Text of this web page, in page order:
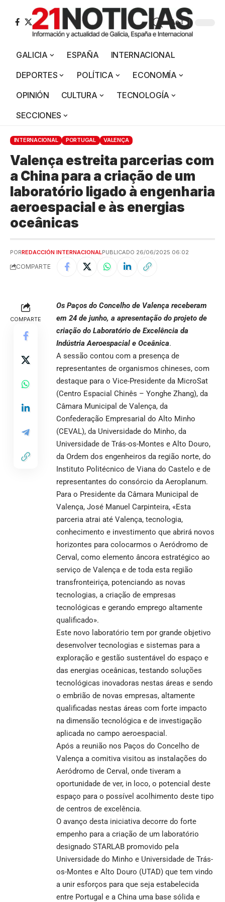
Aa
GALICIA ESPAÑA
INTERNACIONAL
DEPORTES
POLÍTICA
ECONOMÍA
OPINIÓN
CULTURA
TECNOLOGÍA
SECCIONES
INTERNACIONAL PORTUGAL VALENÇA
Valença estreita parcerias com
a China para a criação de um
laboratório ligado à engenharia
aeroespacial e às energias
oceânicas
PORREDACCIÓN INTERNACIONALPUBLICADO 26/06/2025 06:02
COMPARTE
COMPARTE
Os Paços do Concelho de Valença receberam
em 24 de junho, a apresentação do projeto de
criação do Laboratório de Excelência da
Indústria Aeroespacial e Oceânica.
A sessão contou com a presença de
representantes de organismos chineses, com
destaque para o Vice-Presidente da MicroSat
(Centro Espacial Chinês – Yonghe Zhang), da
Câmara Municipal de Valença, da
Confederação Empresarial do Alto Minho
(CEVAL), da Universidade do Minho, da
Universidade de Trás-os-Montes e Alto Douro,
da Ordem dos engenheiros da região norte, do
Instituto Politécnico de Viana do Castelo e de
representantes do consórcio da Aeroplanum.
Para o Presidente da Câmara Municipal de
Valença, José Manuel Carpinteira, «Esta
parceria atrai até Valença, tecnologia,
conhecimento e investimento que abrirá novos
horizontes para colocarmos o Aeródromo de
Cerval, como elemento âncora estratégico ao
serviço de Valença e de toda esta região
transfronteiriça, potenciando as novas
tecnologias, a criação de empresas
tecnológicas e gerando emprego altamente
qualificado».
Este novo laboratório tem por grande objetivo
desenvolver tecnologias e sistemas para a
exploração e gestão sustentável do espaço e
das energias oceânicas, testando soluções
tecnológicas inovadoras nestas áreas e sendo
o embrião de novas empresas, altamente
qualificadas nestas áreas com forte impacto
na dimensão tecnológica e de investigação
aplicada no campo aeroespacial.
Após a reunião nos Paços do Concelho de
Valença a comitiva visitou as instalações do
Aeródromo de Cerval, onde tiveram a
oportunidade de ver, in loco, o potencial deste
espaço para o possível acolhimento deste tipo
de centros de excelência.
O avanço desta iniciativa decorre do forte
empenho para a criação de um laboratório
designado STARLAB promovido pela
Universidade do Minho e Universidade de Trás-
os-Montes e Alto Douro (UTAD) que tem vindo
a unir esforços para que seja estabelecida
entre Portugal e a China uma base sólida e